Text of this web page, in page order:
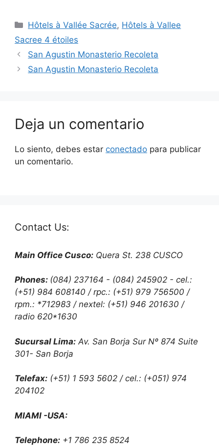
Hôtels à Vallée Sacrée, Hôtels à Vallee
Sacree 4 étoiles
San Agustin Monasterio Recoleta
San Agustin Monasterio Recoleta
Deja un comentario
Lo siento, debes estar conectado para publicar
un comentario.
Contact Us:
Main Office Cusco: Quera St. 238 CUSCO
Phones: (084) 237164 - (084) 245902 - cel.:
(+51) 984 608140 / rpc.: (+51) 979 756500 /
rpm.: *712983 / nextel: (+51) 946 201630 /
radio 620*1630
Sucursal Lima: Av. San Borja Sur Nº 874 Suite
301- San Borja
Telefax: (+51) 1 593 5602 / cel.: (+051) 974
204102
MIAMI -USA:
Telephone: +1 786 235 8524